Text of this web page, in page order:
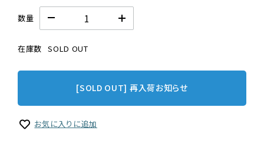
数量
在庫数 SOLD OUT
[SOLD OUT] 再入荷お知らせ
お気に入りに追加